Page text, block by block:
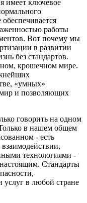
имеет ключевое
работы
Вот почему мы
в развитии
без стандартов.
крошечном мире.
«умных»
и позволяющих
говорить на одном
в нашем общем
- есть
технологиями -
Стандарты
услуг в любой стране